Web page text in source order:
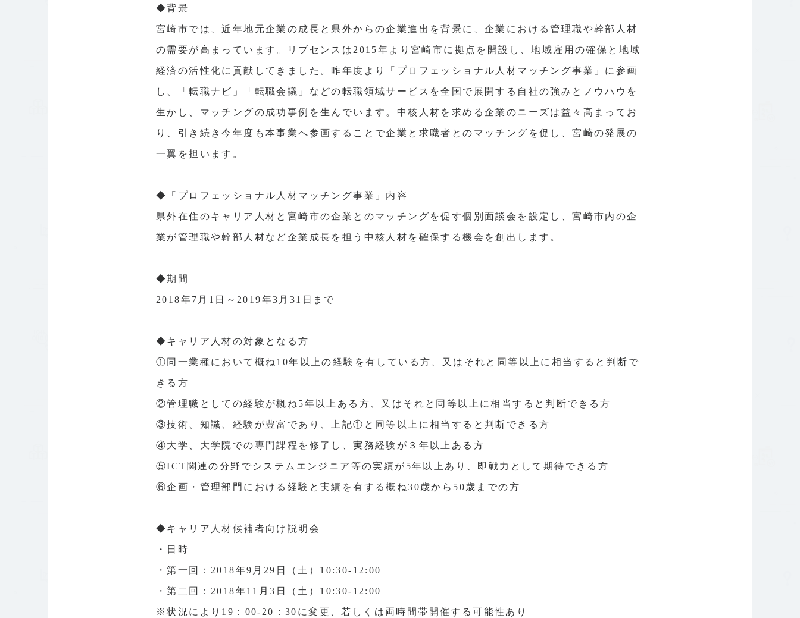
◆背景
宮崎市では、近年地元企業の成長と県外からの企業進出を背景に、企業における管理職や幹部人材
の需要が高まっています。リブセンスは2015年より宮崎市に拠点を開設し、地域雇用の確保と地域
経済の活性化に貢献してきました。昨年度より「プロフェッショナル人材マッチング事業」に参画
し、「転職ナビ」「転職会議」などの転職領域サービスを全国で展開する自社の強みとノウハウを
生かし、マッチングの成功事例を生んでいます。中核人材を求める企業のニーズは益々高まってお
り、引き続き今年度も本事業へ参画することで企業と求職者とのマッチングを促し、宮崎の発展の
一翼を担います。
◆「プロフェッショナル人材マッチング事業」内容
県外在住のキャリア人材と宮崎市の企業とのマッチングを促す個別面談会を設定し、宮崎市内の企
業が管理職や幹部人材など企業成長を担う中核人材を確保する機会を創出します。
◆期間
2018年7月1日～2019年3月31日まで
◆キャリア人材の対象となる方
①同一業種において概ね10年以上の経験を有している方、又はそれと同等以上に相当すると判断で
きる方
②管理職としての経験が概ね5年以上ある方、又はそれと同等以上に相当すると判断できる方
③技術、知識、経験が豊富であり、上記①と同等以上に相当すると判断できる方
④大学、大学院での専門課程を修了し、実務経験が３年以上ある方
⑤ICT関連の分野でシステムエンジニア等の実績が5年以上あり、即戦力として期待できる方
⑥企画・管理部門における経験と実績を有する概ね30歳から50歳までの方
◆キャリア人材候補者向け説明会
・日時
・第一回：2018年9月29日（土）10:30-12:00
・第二回：2018年11月3日（土）10:30-12:00
※状況により19：00-20：30に変更、若しくは両時間帯開催する可能性あり